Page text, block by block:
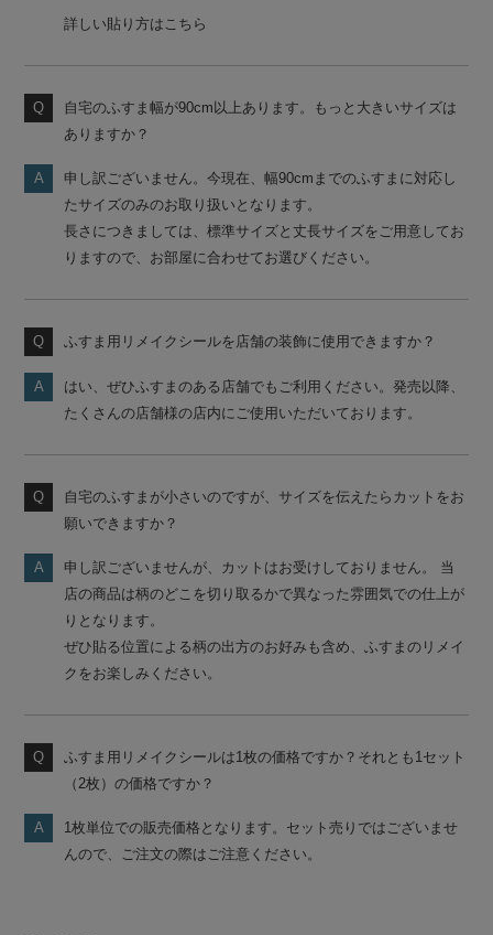
詳しい貼り方はこちら
自宅のふすま幅が90cm以上あります。もっと大きいサイズは
ありますか？
申し訳ございません。今現在、幅90cmまでのふすまに対応し
たサイズのみのお取り扱いとなります。
長さにつきましては、標準サイズと丈長サイズをご用意してお
りますので、お部屋に合わせてお選びください。
ふすま用リメイクシールを店舗の装飾に使用できますか？
はい、ぜひふすまのある店舗でもご利用ください。発売以降、
たくさんの店舗様の店内にご使用いただいております。
自宅のふすまが小さいのですが、サイズを伝えたらカットをお
願いできますか？
申し訳ございませんが、カットはお受けしておりません。 当
店の商品は柄のどこを切り取るかで異なった雰囲気での仕上が
りとなります。
ぜひ貼る位置による柄の出方のお好みも含め、ふすまのリメイ
クをお楽しみください。
ふすま用リメイクシールは1枚の価格ですか？それとも1セット
（2枚）の価格ですか？
1枚単位での販売価格となります。セット売りではございませ
んので、ご注文の際はご注意ください。